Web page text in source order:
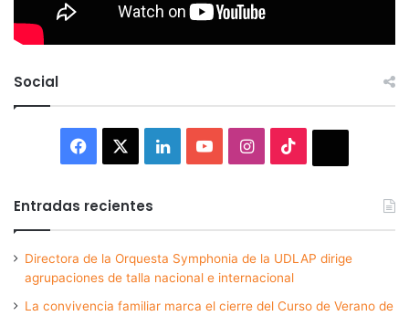
Social
Facebook LinkedInYouTubeInstagram
Entradas recientes
Directora de la Orquesta Symphonia de la UDLAP dirige
agrupaciones de talla nacional e internacional
La convivencia familiar marca el cierre del Curso de Verano de